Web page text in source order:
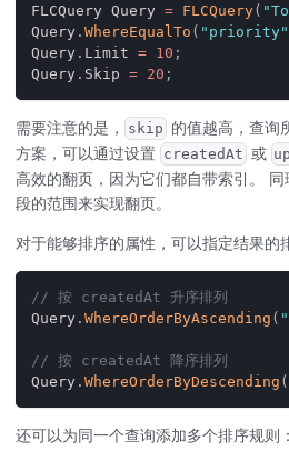
FLCQuery Query = FLCQuery(
Query . WhereEqualTo ( "priority"
Query . Limit = 10 ;
Query . Skip = 20 ;
需要注意的是， skip 的值越高，查询
方案，可以通过设置 createdAt 或
高效的翻页，因为它们都自带索引。
段的范围来实现翻页。
对于能够排序的属性，可以指定结果的
// 按 createdAt 升序排列
Query . WhereOrderByAscending (
// 按 createdAt 降序排列
Query . WhereOrderByDescending (
还可以为同一个查询添加多个排序规则：